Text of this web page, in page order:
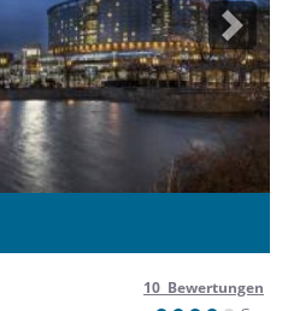
Next
10 Bewertungen